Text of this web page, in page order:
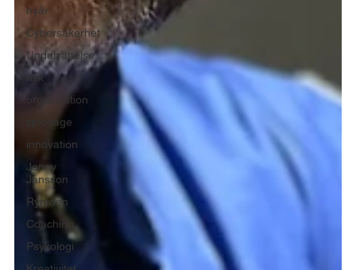
nyår
Cybersäkerhet
Underrättelse
risk
organisation
spionage
innovation
Jenny
Jansson
Rymden
Coaching
Psykologi